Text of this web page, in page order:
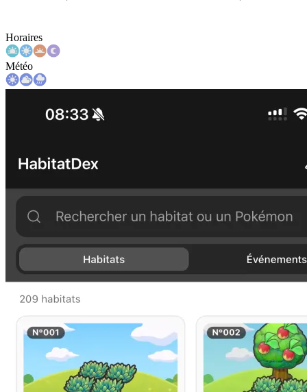
Horaires
Météo